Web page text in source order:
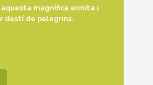
aquesta magnífica ermita i
destí de pelegrins.